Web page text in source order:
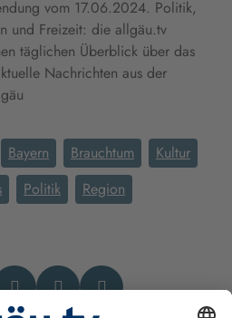
vom 17.06.2024. Politik,
und Freizeit: die allgäu.tv
täglichen Überblick über das
Nachrichten aus der
Bayern Brauchtum
Kultur
Politik
Region